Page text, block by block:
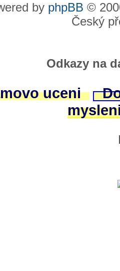
by phpBB ©
Český
Odkazy na
uceni